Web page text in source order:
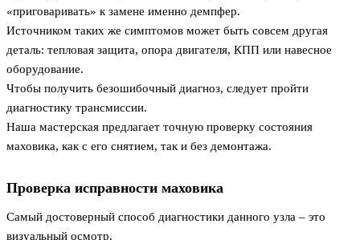
«приговаривать» к замене именно демпфер.
Источником таких же симптомов может быть совсем другая
деталь: тепловая защита, опора двигателя, КПП или навесное
оборудование.
Чтобы получить безошибочный диагноз, следует пройти
диагностику трансмиссии.
Наша мастерская предлагает точную проверку состояния
маховика, как с его снятием, так и без демонтажа.
Проверка исправности маховика
Самый достоверный способ диагностики данного узла – это
визуальный осмотр.